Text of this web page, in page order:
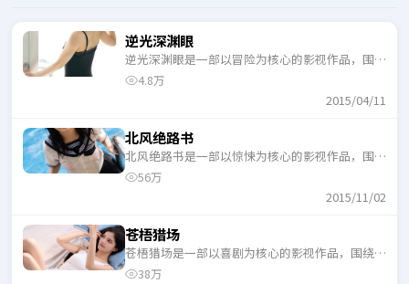
逆光深渊眼
逆光深渊眼是一部以冒险为核心的影视作品，围绕
危机、反转与人物成长展开，整体节奏紧凑，适合
4.8万
2015/04/11
北风绝路书
北风绝路书是一部以惊悚为核心的影视作品，围绕
危机、反转与人物成长展开，整体节奏紧凑，适合
56万
2015/11/02
苍梧猎场
苍梧猎场是一部以喜剧为核心的影视作品，围绕危
机、反转与人物成长展开，整体节奏紧凑，适合一
38万